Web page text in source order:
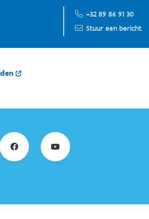
+32 89 86 91 30
Stuur een bericht